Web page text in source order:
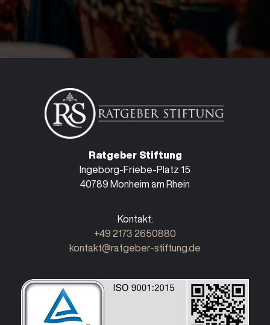
Ratgeber Stiftung
Ingeborg-Friebe-Platz 15
40789 Monheim am Rhein
Kontakt:
+49 2173 2650880
kontakt@ratgeber-stiftung.de